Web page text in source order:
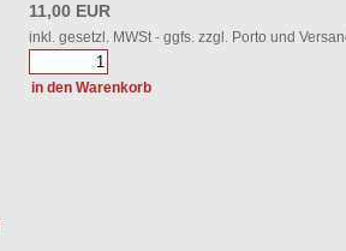
11,00 EUR
inkl. gesetzl. MWSt - ggfs. zzgl. Porto und